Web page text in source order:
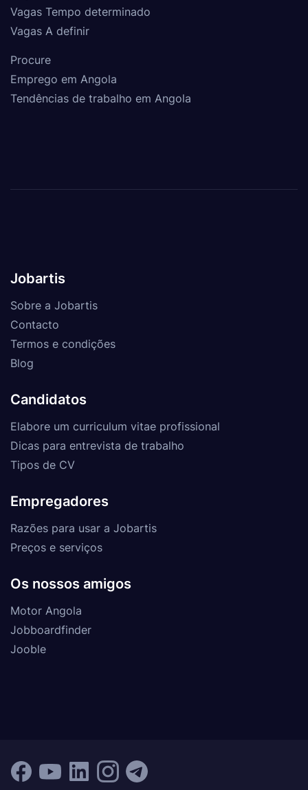
Vagas Tempo determinado
Vagas A definir
Procure
Emprego em Angola
Tendências de trabalho em Angola
Jobartis
Sobre a Jobartis
Contacto
Termos e condições
Blog
Candidatos
Elabore um curriculum vitae profissional
Dicas para entrevista de trabalho
Tipos de CV
Empregadores
Razões para usar a Jobartis
Preços e serviços
Os nossos amigos
Motor Angola
Jobboardfinder
Jooble